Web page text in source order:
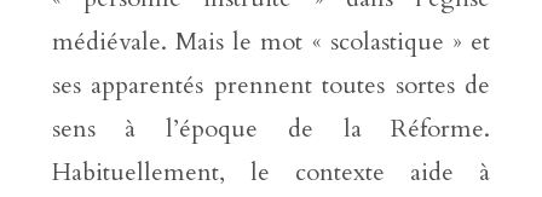
médiévale. Mais le mot « scolastique » et
ses apparentés prennent toutes sortes de
sens à l’époque de la Réforme.
Habituellement, le contexte aide à